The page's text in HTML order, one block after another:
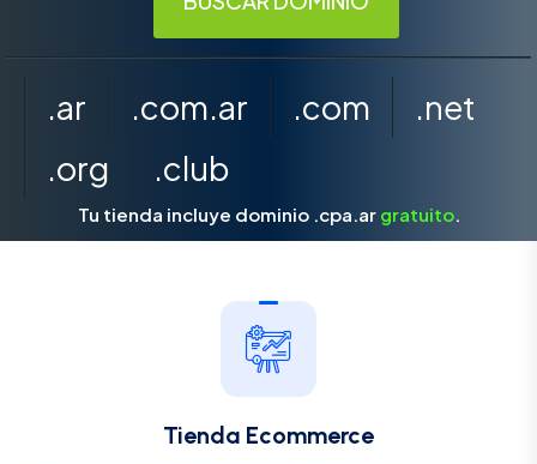
.ar .com.ar .com
.net
.org
.club
Tu tienda incluye dominio .cpa.ar gratuito.
Tienda Ecommerce